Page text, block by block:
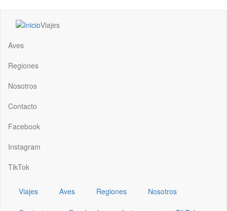
principal
Main
navigation
Viajes
Aves
Regiones
Nosotros
Contacto
Facebook
Instagram
TikTok
Viajes Aves Regiones Nosotros